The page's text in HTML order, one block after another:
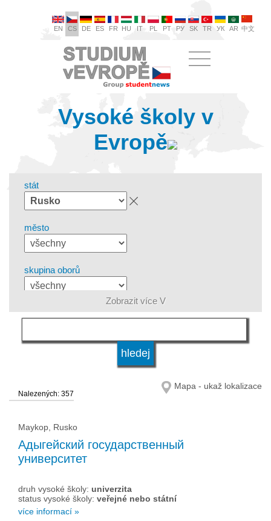
EN CS DE ES FR HU IT PL PT РУ SK TR УК AR 中文
Vysoké školy v
Evropě
stát
město
skupina oborů
jazyk
status vysoké školy
Zobrazit více V
Nalezených: 357
Mapa - ukaž lokalizace
Maykop, Rusko
Адыгейский государственный
университет
druh vysoké školy: univerzita
status vysoké školy: veřejné nebo státní
více informací »